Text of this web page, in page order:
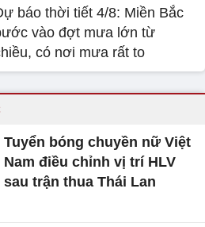
báo thời tiết 4/8: Miền Bắc
vào đợt mưa lớn từ
có nơi mưa rất to
Tuyển bóng chuyền nữ Việt
Nam điều chỉnh vị trí HLV
sau trận thua Thái Lan